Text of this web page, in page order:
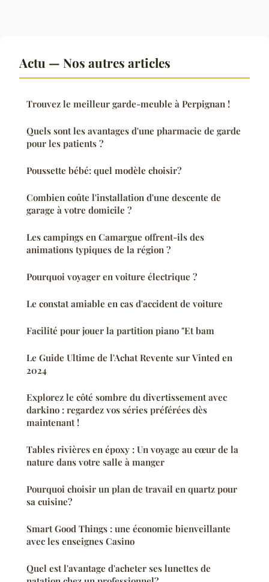
Actu — Nos autres articles
Trouvez le meilleur garde-meuble à Perpignan !
Quels sont les avantages d'une pharmacie de garde
pour les patients ?
Poussette bébé: quel modèle choisir?
Combien coûte l'installation d'une descente de
garage à votre domicile ?
Les campings en Camargue offrent-ils des
animations typiques de la région ?
Pourquoi voyager en voiture électrique ?
Le constat amiable en cas d'accident de voiture
Facilité pour jouer la partition piano "Et bam
Le Guide Ultime de l'Achat Revente sur Vinted en
2024
Explorez le côté sombre du divertissement avec
darkino : regardez vos séries préférées dès
maintenant !
Tables rivières en époxy : Un voyage au cœur de la
nature dans votre salle à manger
Pourquoi choisir un plan de travail en quartz pour
sa cuisine?
Smart Good Things : une économie bienveillante
avec les enseignes Casino
Quel est l'avantage d'acheter ses lunettes de